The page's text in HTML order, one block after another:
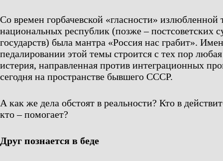
Со времен горбачевской «гласности»
национальных республик (позже – постсоветских
государств) была мантра «Россия нас грабит».
педалировании этой темы строится с тех пор
истерия, направленная против интеграционных
сегодня на пространстве бывшего СССР.
А как же дела обстоят в реальности? Кто в
кто – помогает?
Друг познается в беде